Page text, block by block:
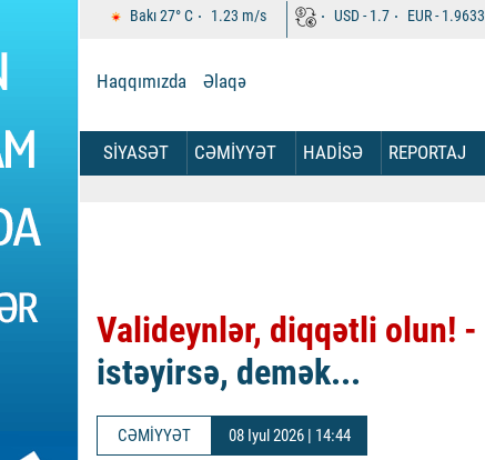
Bakı27°C 1.23 m/s USD -1.7 EUR -1.9633
Haqqımızda Əlaqə
SİYASƏT CƏMİYYƏT HADİSƏ REPORTAJ
Valideynlər, diqqətli olun! -
istəyirsə, demək...
CƏMİYYƏT 08 Iyul 2026 | 14:44